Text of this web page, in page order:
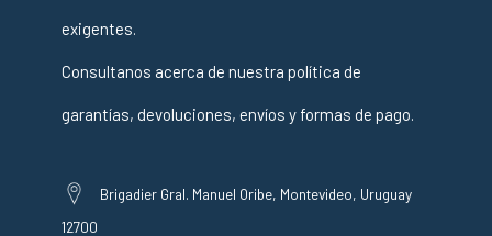
exigentes.
Consultanos acerca de nuestra política de
garantías, devoluciones, envíos y formas de pago.
Brigadier Gral. Manuel Oribe, Montevideo, Uruguay
12700